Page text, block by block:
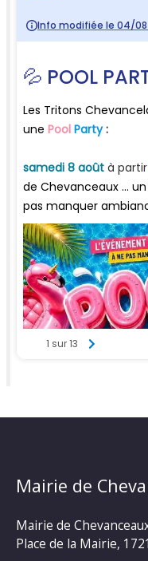
Mairie de
Mairie de
Place de la Mairie,